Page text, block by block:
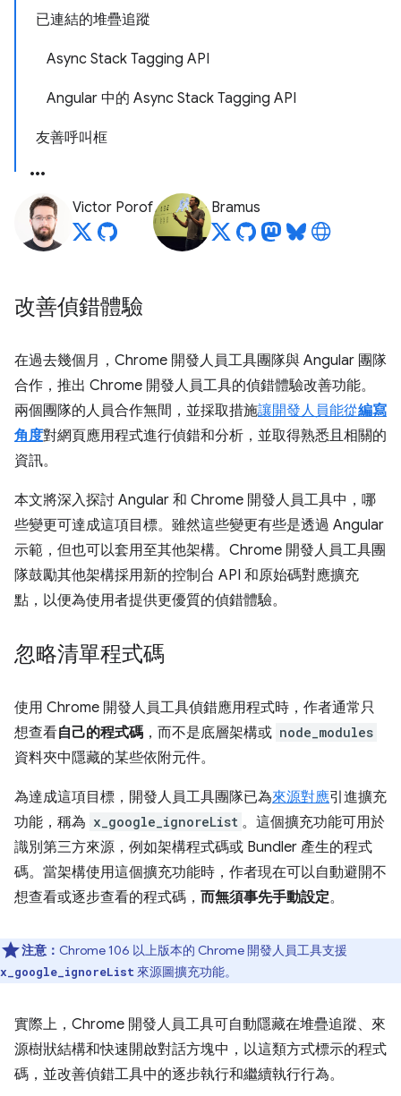
已連結的堆疊追蹤
Async Stack Tagging API
Angular 中的 Async Stack Tagging API
友善呼叫框
Victor Porof Bramus
改善偵錯體驗
在過去幾個月，Chrome 開發人員工具團隊與 Angular 團隊
合作，推出 Chrome 開發人員工具的偵錯體驗改善功能。
兩個團隊的人員合作無間，並採取措施讓開發人員能從編寫
角度對網頁應用程式進行偵錯和分析，並取得熟悉且相關的
資訊。
本文將深入探討 Angular 和 Chrome 開發人員工具中，哪
些變更可達成這項目標。雖然這些變更有些是透過 Angular
示範，但也可以套用至其他架構。Chrome 開發人員工具團
隊鼓勵其他架構採用新的控制台 API 和原始碼對應擴充
點，以便為使用者提供更優質的偵錯體驗。
忽略清單程式碼
使用 Chrome 開發人員工具偵錯應用程式時，作者通常只
想查看自己的程式碼 ，而不是底層架構或 node_modules
資料夾中隱藏的某些依附元件。
為達成這項目標，開發人員工具團隊已為來源對應引進擴充
功能，稱為 x_google_ignoreList 。這個擴充功能可用於
識別第三方來源，例如架構程式碼或 Bundler 產生的程式
碼。當架構使用這個擴充功能時，作者現在可以自動避開不
想查看或逐步查看的程式碼， 而無須事先手動設定。
注意： Chrome 106 以上版本的 Chrome 開發人員工具支援
x_google_ignoreList 來源圖擴充功能。
實際上，Chrome 開發人員工具可自動隱藏在堆疊追蹤、來
源樹狀結構和快速開啟對話方塊中，以這類方式標示的程式
碼，並改善偵錯工具中的逐步執行和繼續執行行為。